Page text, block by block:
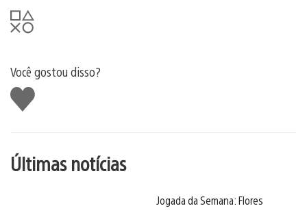
Você gostou disso?
Curtir
Últimas notícias
Jogada da Semana: Flores